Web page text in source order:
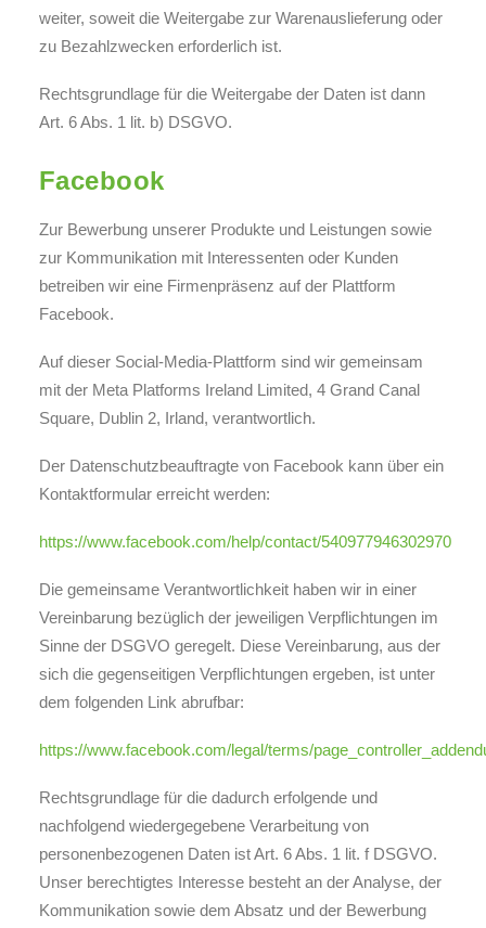
weiter, soweit die Weitergabe zur Warenauslieferung oder
zu Bezahlzwecken erforderlich ist.
Rechtsgrundlage für die Weitergabe der Daten ist dann
Art. 6 Abs. 1 lit. b) DSGVO.
Facebook
Zur Bewerbung unserer Produkte und Leistungen sowie
zur Kommunikation mit Interessenten oder Kunden
betreiben wir eine Firmenpräsenz auf der Plattform
Facebook.
Auf dieser Social-Media-Plattform sind wir gemeinsam
mit der Meta Platforms Ireland Limited, 4 Grand Canal
Square, Dublin 2, Irland, verantwortlich.
Der Datenschutzbeauftragte von Facebook kann über ein
Kontaktformular erreicht werden:
https://www.facebook.com/help/contact/540977946302970
Die gemeinsame Verantwortlichkeit haben wir in einer
Vereinbarung bezüglich der jeweiligen Verpflichtungen im
Sinne der DSGVO geregelt. Diese Vereinbarung, aus der
sich die gegenseitigen Verpflichtungen ergeben, ist unter
dem folgenden Link abrufbar:
https://www.facebook.com/legal/terms/
Rechtsgrundlage für die dadurch erfolgende und
nachfolgend wiedergegebene Verarbeitung von
personenbezogenen Daten ist Art. 6 Abs. 1 lit. f DSGVO.
Unser berechtigtes Interesse besteht an der Analyse, der
Kommunikation sowie dem Absatz und der Bewerbung